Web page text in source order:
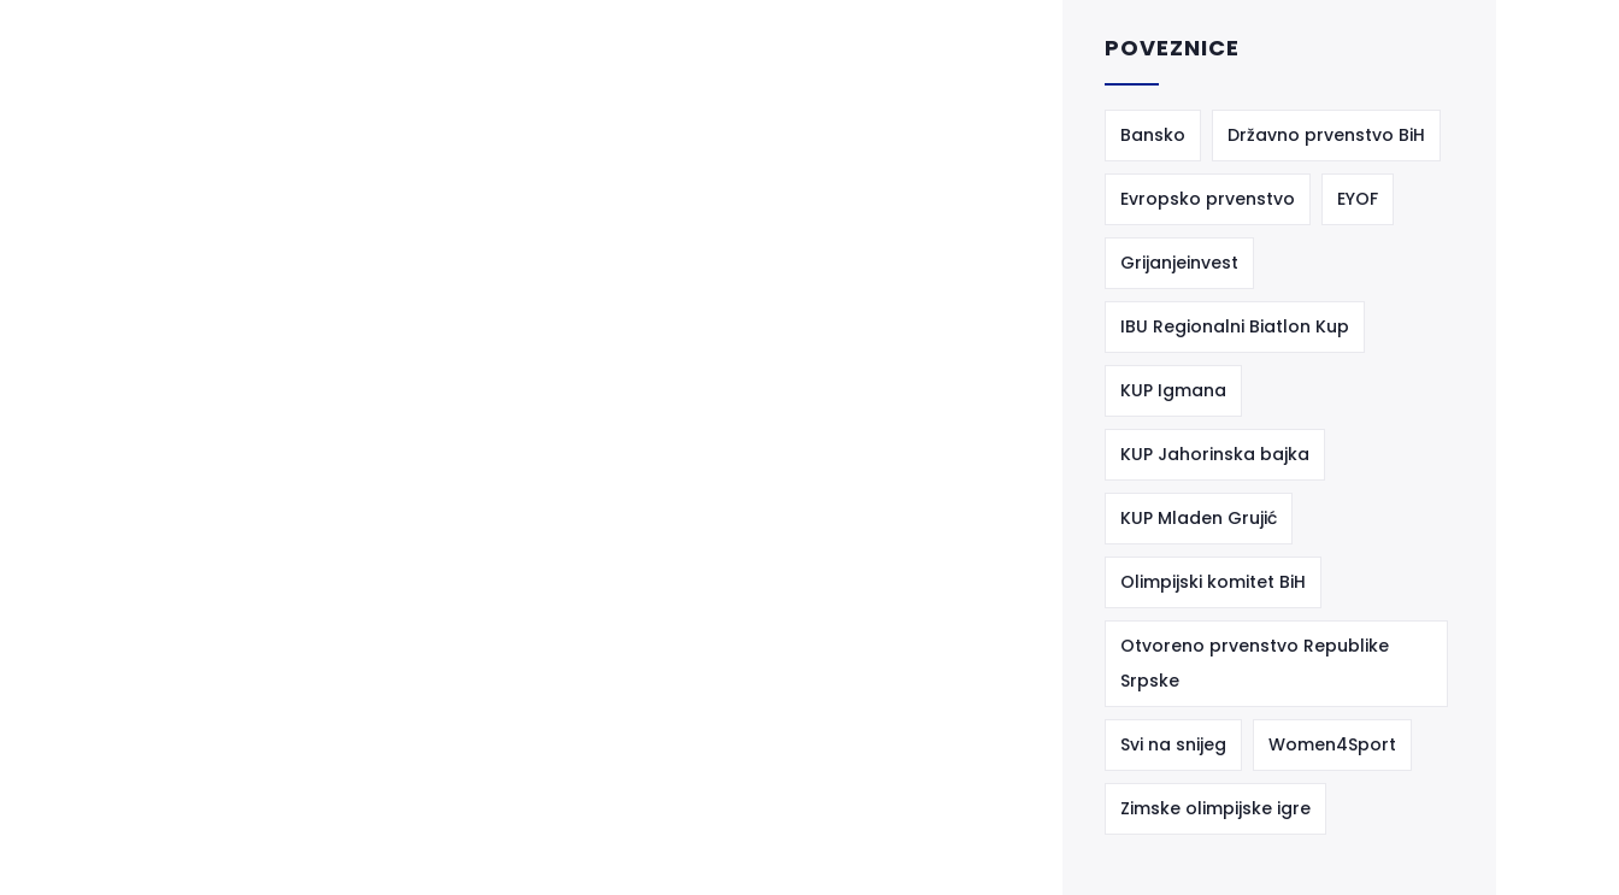
POVEZNICE
Bansko Državno prvenstvo BiH
Evropsko prvenstvo EYOF
Grijanjeinvest
IBU Regionalni Biatlon Kup
KUP Igmana
KUP Jahorinska bajka
KUP Mladen Grujić
Olimpijski komitet BiH
Otvoreno prvenstvo Republike
Srpske
Svi na snijeg Women4Sport
Zimske olimpijske igre